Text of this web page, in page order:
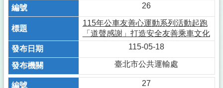
26
115年公車友善心運動系列活動起跑
「道聲感謝」打造安全友善乘車文化
115-05-18
臺北市公共運輸處
27